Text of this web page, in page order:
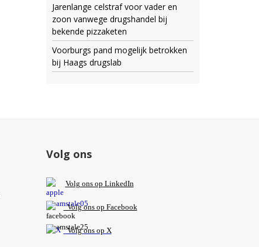
Jarenlange celstraf voor vader en
zoon vanwege drugshandel bij
bekende pizzaketen
Voorburgs pand mogelijk betrokken
bij Haags drugslab
Volg ons
Volg ons op LinkedIn
Volg ons op Facebook
Volg ons op X